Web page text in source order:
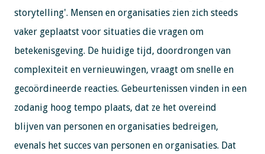
storytelling'. Mensen en organisaties zien zich steeds
vaker geplaatst voor situaties die vragen om
betekenisgeving. De huidige tijd, doordrongen van
complexiteit en vernieuwingen, vraagt om snelle en
gecoördineerde reacties. Gebeurtenissen vinden in een
zodanig hoog tempo plaats, dat ze het overeind
blijven van personen en organisaties bedreigen,
evenals het succes van personen en organisaties. Dat